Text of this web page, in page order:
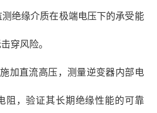
绝缘介质在极端电压下的承受能
穿风险。
加直流高压，测量逆变器内部电
阻，验证其长期绝缘性能的可靠